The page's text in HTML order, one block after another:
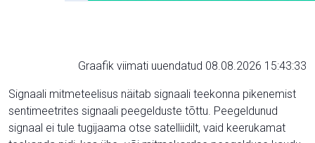
Graafik viimati uuendatud 08.08.2026 15:43:33
Signaali mitmeteelisus näitab signaali teekonna pikenemist
sentimeetrites signaali peegelduste tõttu. Peegeldunud
signaal ei tule tugijaama otse satelliidilt, vaid keerukamat